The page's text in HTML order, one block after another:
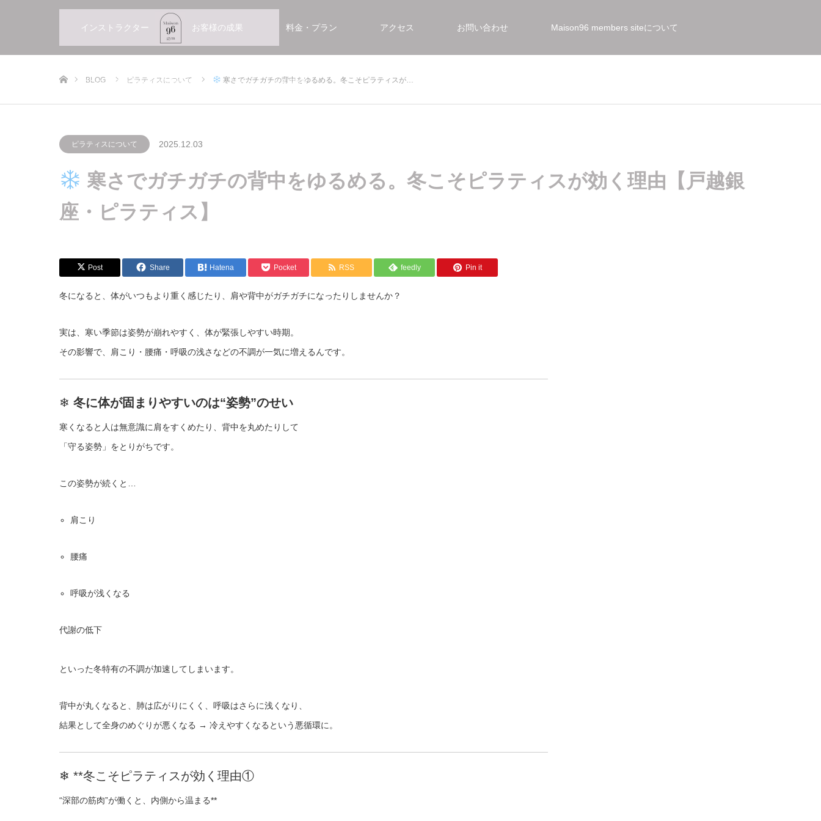
インストラクター お客様の成果 料金・プラン アクセス お問い合わせ Maison96 members siteについて
インストラクターの採用情報 FAQ よくある質問
BLOG ピラティスについて 寒さでガチガチの背中をゆるめる。冬こそピラティスが…
ピラティスについて 2025.12.03
寒さでガチガチの背中をゆるめる。冬こそピラティスが効く理由【戸越銀
座・ピラティス】
Post Share Hatena Pocket RSS feedly Pin it
冬になると、体がいつもより重く感じたり、肩や背中がガチガチになったりしませんか？
実は、寒い季節は姿勢が崩れやすく、体が緊張しやすい時期。
その影響で、肩こり・腰痛・呼吸の浅さなどの不調が一気に増えるんです。
❄ 冬に体が固まりやすいのは“姿勢”のせい
寒くなると人は無意識に肩をすくめたり、背中を丸めたりして
「守る姿勢」をとりがちです。
この姿勢が続くと…
肩こり
腰痛
呼吸が浅くなる
代謝の低下
といった冬特有の不調が加速してしまいます。
背中が丸くなると、肺は広がりにくく、呼吸はさらに浅くなり、
結果として全身のめぐりが悪くなる → 冷えやすくなるという悪循環に。
❄ **冬こそピラティスが効く理由①
“深部の筋肉”が働くと、内側から温まる**